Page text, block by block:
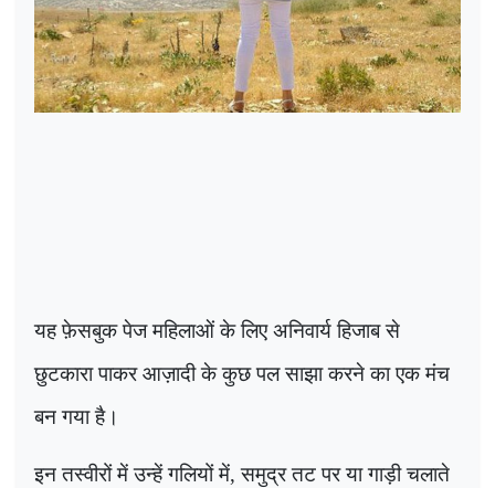
यह फ़ेसबुक पेज महिलाओं के लिए अनिवार्य हिजाब से
छुटकारा पाकर आज़ादी के कुछ पल साझा करने का एक मंच
बन गया है।
इन तस्वीरों में उन्हें गलियों में,समुद्र तट पर या गाड़ी चलाते